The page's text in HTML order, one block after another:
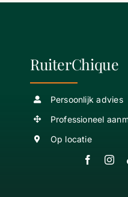
RuiterChique
Persoonlijk advies
Professioneel
Op locatie